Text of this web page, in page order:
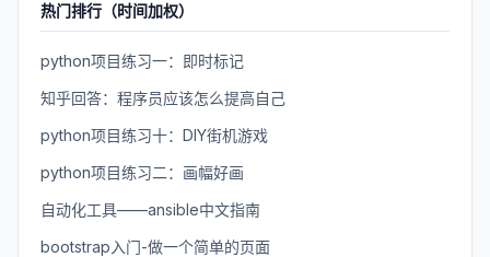
热门排行（时间加权）
python项目练习一：即时标记
知乎回答：程序员应该怎么提高自己
python项目练习十：DIY街机游戏
python项目练习二：画幅好画
自动化工具——ansible中文指南
bootstrap入门-做一个简单的页面